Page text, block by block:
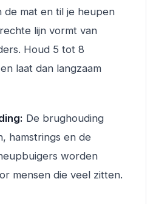
de mat en til je heupen
lijn vormt van
Houd 5 tot 8
laat dan langzaam
De brughouding
hamstrings en de
worden
mensen die veel zitten.